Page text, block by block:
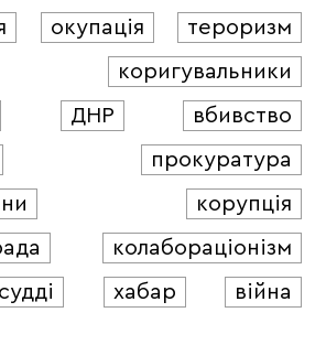
окупація
тероризм
коригувальники
ДНР
вбивство
прокуратура
корупція
колабораціонізм
судді хабар війна